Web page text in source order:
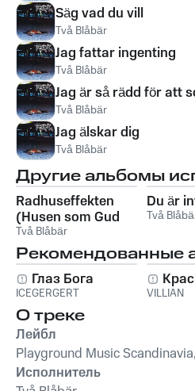
Säg vad du vill
Två Blåbär
Jag fattar ingenting
Två Blåbär
Jag är så rädd för att
Två Blåbär
Jag älskar dig
Två Blåbär
Другие альбомы
Radhuseffekten
(Husen som Gud
glömde)
Två Blåbär
Du är
Två
Рекомендованные
Глаз Бога
ICEGERGERT VILLIAN
О треке
Лейбл
Playground Music
Исполнитель